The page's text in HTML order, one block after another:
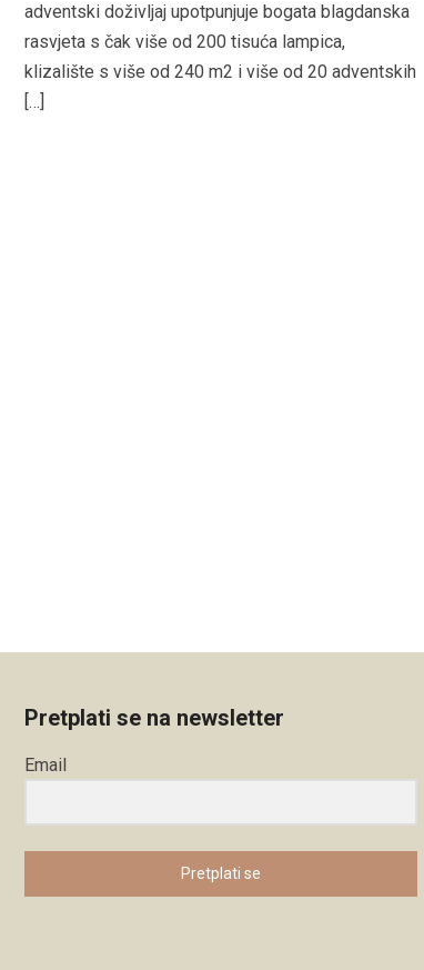
adventski doživljaj upotpunjuje bogata blagdanska
rasvjeta s čak više od 200 tisuća lampica,
klizalište s više od 240 m2 i više od 20 adventskih
[…]
Pretplati se na newsletter
Email
Pretplati se